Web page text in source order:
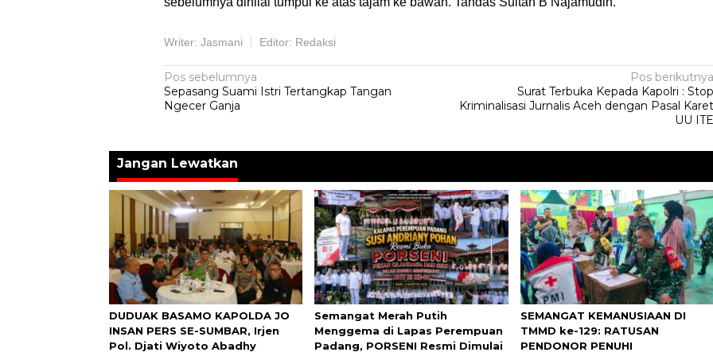
Writer: Jasmani Editor: Redaksi
Navigasi
pos
Pos sebelumnya
Sepasang Suami Istri Tertangkap Tangan
Ngecer Ganja
Pos berikutnya
Surat Terbuka Kepada Kapolri : Stop
Kriminalisasi Jurnalis Aceh dengan Pasal Karet
UU ITE
Jangan Lewatkan
DUDUAK BASAMO KAPOLDA JO
INSAN PERS SE-SUMBAR, Irjen
Pol. Djati Wiyoto Abadhy
Semangat Merah Putih
Menggema di Lapas Perempuan
Padang, PORSENI Resmi Dimulai
SEMANGAT KEMANUSIAAN DI
TMMD ke-129: RATUSAN
PENDONOR PENUHI